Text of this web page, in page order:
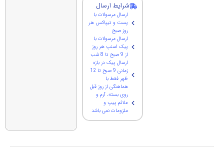
شرایط ارسال
ارسال مرسولات با
پست و تیپاکس هر
روز صبح
ارسال مرسولات با
پیک اسنپ هر روز
از 9 صبح تا 8 شب
ارسال پیک در بازه
زمانی 9 صبح تا 12
ظهر فقط با
هماهنگی از روز قبل
روی بسته، آرم و
علائم پیپ و
ملزومات نمی باشد